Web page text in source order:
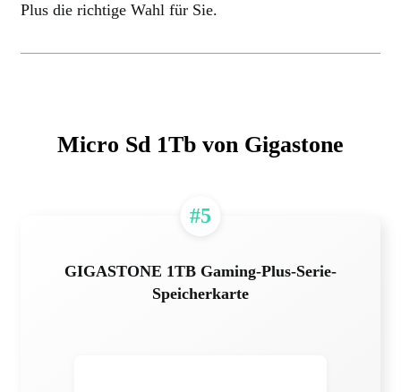
Plus die richtige Wahl für Sie.
Micro Sd 1Tb von Gigastone
#5
GIGASTONE 1TB Gaming-Plus-Serie-
Speicherkarte